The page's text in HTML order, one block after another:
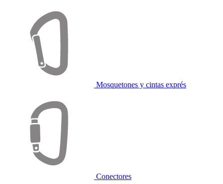
Mosquetones y cintas exprés
Conectores